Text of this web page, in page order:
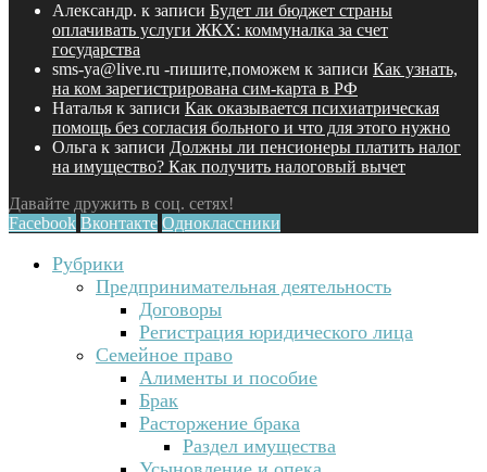
Александр. к записи Будет ли бюджет страны
оплачивать услуги ЖКХ: коммуналка за счет
государства
sms-ya@live.ru -пишите,поможем к записи Как узнать,
на ком зарегистрирована сим-карта в РФ
Наталья к записи Как оказывается психиатрическая
помощь без согласия больного и что для этого нужно
Ольга к записи Должны ли пенсионеры платить налог
на имущество? Как получить налоговый вычет
Давайте дружить в соц. сетях!
Facebook Вконтакте Одноклассники
Рубрики
Предпринимательная деятельность
Договоры
Регистрация юридического лица
Семейное право
Алименты и пособие
Брак
Расторжение брака
Раздел имущества